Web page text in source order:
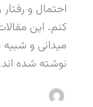
احتمال و رفتار
کنم. این
میدانی و
نوشته شده